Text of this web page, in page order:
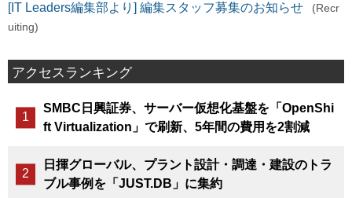
[IT Leaders編集部より] 編集スタッフ募集のお知らせ
(Recr
uiting)
アクセスランキング
SMBC日興証券、サーバー仮想化基盤を「OpenShi
ft Virtualization」で刷新、5年間の費用を2割減
日揮グローバル、プラント設計・調達・建設のトラ
ブル事例を「JUST.DB」に集約